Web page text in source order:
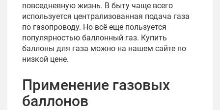
повседневную жизнь. В быту чаще всего
используется централизованная подача газа
по газопроводу. Но всё еще пользуется
популярностью баллонный газ. Купить
баллоны для газа можно на нашем сайте по
низкой цене.
Применение газовых
баллонов